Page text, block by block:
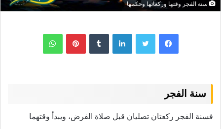
سنة الفجر وقتها وركعاتها وحكمها
لينكدإن ‏Tumblr بينتيريستواتساب
سنة الفجر
فسنة الفجر ركعتان تصليان قبل صلاة الفرض، ويبدأ وقتهما